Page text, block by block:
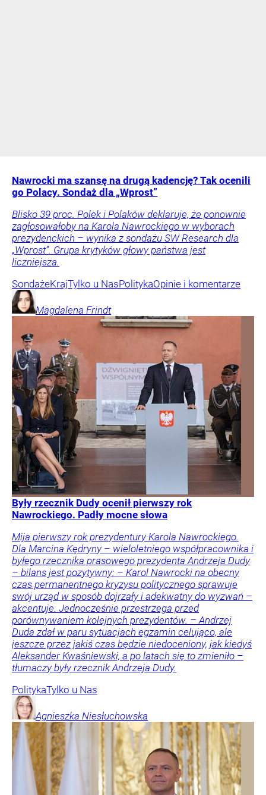
Nawrocki ma szansę na drugą kadencję? Tak ocenili
go Polacy. Sondaż dla „Wprost”
Blisko 39 proc. Polek i Polaków deklaruje, że ponownie
zagłosowałoby na Karola Nawrockiego w wyborach
prezydenckich – wynika z sondażu SW Research dla
„Wprost”. Grupa krytyków głowy państwa jest
liczniejsza.
SondażeKrajTylko u NasPolitykaOpinie i komentarze
Magdalena Frindt
Były rzecznik Dudy ocenił pierwszy rok
Nawrockiego. Padły mocne słowa
Mija pierwszy rok prezydentury Karola Nawrockiego.
Dla Marcina Kędryny – wieloletniego współpracownika i
byłego rzecznika prasowego prezydenta Andrzeja Dudy
– bilans jest pozytywny: – Karol Nawrocki na obecny
czas permanentnego kryzysu politycznego sprawuje
swój urząd w sposób dojrzały i adekwatny do wyzwań –
akcentuje. Jednocześnie przestrzega przed
porównywaniem kolejnych prezydentów. – Andrzej
Duda zdał w paru sytuacjach egzamin celująco, ale
jeszcze przez jakiś czas będzie niedoceniony, jak kiedyś
Aleksander Kwaśniewski, a po latach się to zmieniło –
tłumaczy były rzecznik Andrzeja Dudy.
PolitykaTylko u Nas
Agnieszka Niesłuchowska